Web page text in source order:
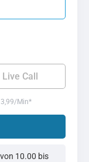
Live Call
Min*
10.00 bis